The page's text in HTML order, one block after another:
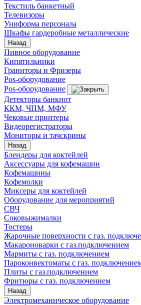
Текстиль банкетный
Телевизоры
Униформа персонала
Шкафы гардеробные металлические
Назад
Пивное оборудование
Кипятильники
Граниторы и Фризеры
Pos-оборудование
Pos-оборудование
Детекторы банкнот
ККМ, ЧПМ, МФУ
Чековые принтеры
Видеорегистраторы
Мониторы и тачскрины
Назад
Блендеры для коктейлей
Аксессуары для кофемашин
Кофемашины
Кофемолки
Миксеры для коктейлей
Оборудование для мероприятий
СВЧ
Соковыжималки
Тостеры
Жарочные поверхности с газ.
Макароноварки с газ.подключением
Мармиты с газ. подключением
Пароконвектоматы с газ.
Плиты с газ.подключением
Фритюры с газ. подключением
Назад
Электромеханическое оборудование